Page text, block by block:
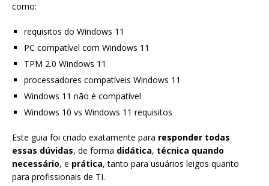
como:
requisitos do Windows 11
PC compatível com Windows 11
TPM 2.0 Windows 11
processadores compatíveis Windows 11
Windows 11 não é compatível
Windows 10 vs Windows 11 requisitos
Este guia foi criado exatamente para responder todas
essas dúvidas, de forma didática, técnica quando
necessário, e prática, tanto para usuários leigos quanto
para profissionais de TI.